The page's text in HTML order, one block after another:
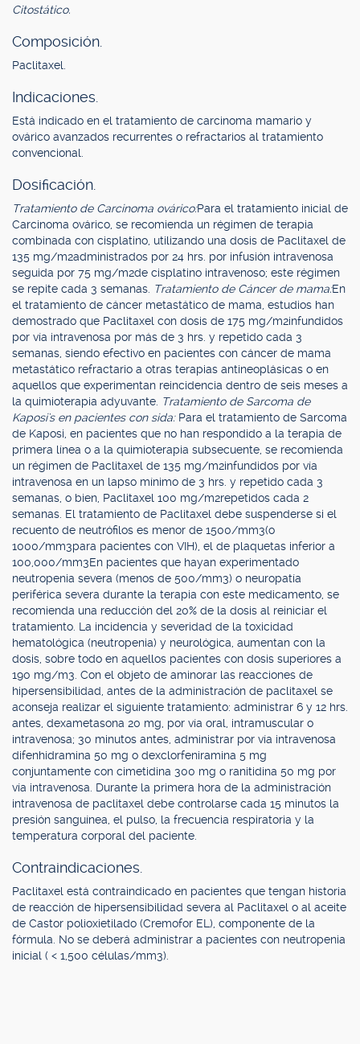
Citostático.
Composición.
Paclitaxel.
Indicaciones.
Está indicado en el tratamiento de carcinoma mamario y
ovárico avanzados recurrentes o refractarios al tratamiento
convencional.
Dosificación.
Tratamiento de Carcinoma ovárico:Para el tratamiento inicial de
Carcinoma ovárico, se recomienda un régimen de terapia
combinada con cisplatino, utilizando una dosis de Paclitaxel de
135 mg/m2administrados por 24 hrs. por infusión intravenosa
seguida por 75 mg/m2de cisplatino intravenoso; este régimen
se repite cada 3 semanas. Tratamiento de Cáncer de mama:En
el tratamiento de cáncer metastático de mama, estudios han
demostrado que Paclitaxel con dosis de 175 mg/m2infundidos
por vía intravenosa por más de 3 hrs. y repetido cada 3
semanas, siendo efectivo en pacientes con cáncer de mama
metastático refractario a otras terapias antineoplásicas o en
aquellos que experimentan reincidencia dentro de seis meses a
la quimioterapia adyuvante. Tratamiento de Sarcoma de
Kaposi's en pacientes con sida: Para el tratamiento de Sarcoma
de Kaposi, en pacientes que no han respondido a la terapia de
primera línea o a la quimioterapia subsecuente, se recomienda
un régimen de Paclitaxel de 135 mg/m2infundidos por vía
intravenosa en un lapso mínimo de 3 hrs. y repetido cada 3
semanas, o bien, Paclitaxel 100 mg/m2repetidos cada 2
semanas. El tratamiento de Paclitaxel debe suspenderse si el
recuento de neutrófilos es menor de 1500/mm3(o
1000/mm3para pacientes con VIH), el de plaquetas inferior a
100,000/mm3En pacientes que hayan experimentado
neutropenia severa (menos de 500/mm3) o neuropatía
periférica severa durante la terapia con este medicamento, se
recomienda una reducción del 20% de la dosis al reiniciar el
tratamiento. La incidencia y severidad de la toxicidad
hematológica (neutropenia) y neurológica, aumentan con la
dosis, sobre todo en aquellos pacientes con dosis superiores a
190 mg/m3. Con el objeto de aminorar las reacciones de
hipersensibilidad, antes de la administración de paclitaxel se
aconseja realizar el siguiente tratamiento: administrar 6 y 12 hrs.
antes, dexametasona 20 mg, por vía oral, intramuscular o
intravenosa; 30 minutos antes, administrar por vía intravenosa
difenhidramina 50 mg o dexclorfeniramina 5 mg
conjuntamente con cimetidina 300 mg o ranitidina 50 mg por
vía intravenosa. Durante la primera hora de la administración
intravenosa de paclitaxel debe controlarse cada 15 minutos la
presión sanguínea, el pulso, la frecuencia respiratoria y la
temperatura corporal del paciente.
Contraindicaciones.
Paclitaxel está contraindicado en pacientes que tengan historia
de reacción de hipersensibilidad severa al Paclitaxel o al aceite
de Castor polioxietilado (Cremofor EL), componente de la
fórmula. No se deberá administrar a pacientes con neutropenia
inicial ( < 1,500 células/mm3).